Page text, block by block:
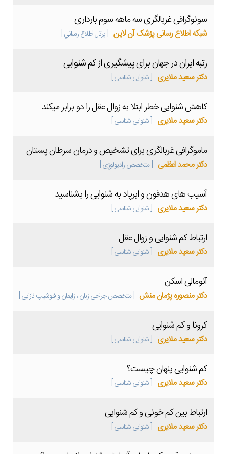
سونوگرافی غربالگری سه ماهه سوم بارداری
شبکه اطلاع رسانی پزشک آن لاین [ پرتال اطلاع رساني ]
رتبه ایران در جهان برای پیشگیری از کم شنوایی
دکتر سعید ملایری [ شنوایی شناسی ]
کاهش شنوایی خطر ابتلا به زوال عقل را دو برابر میکند
دکتر سعید ملایری [ شنوایی شناسی ]
ماموگرافی غربالگری برای تشخیص و درمان سرطان پستان
دکتر محمد اعظمی [ متخصص رادیولوژِی ]
آسیب های هدفون و ایرپاد به شنوایی را بشناسید
دکتر سعید ملایری [ شنوایی شناسی ]
ارتباط کم شنوایی و زوال عقل
دکتر سعید ملایری [ شنوایی شناسی ]
آنومالی اسکن
دکتر منصوره پژمان منش [ متخصص جراحی زنان ، زایمان و فلوشیپ نازایی ]
کرونا و کم شنوایی
دکتر سعید ملایری [ شنوایی شناسی ]
کم شنوایی پنهان چیست؟
دکتر سعید ملایری [ شنوایی شناسی ]
ارتباط بین کم خونی و کم شنوایی
دکتر سعید ملایری [ شنوایی شناسی ]